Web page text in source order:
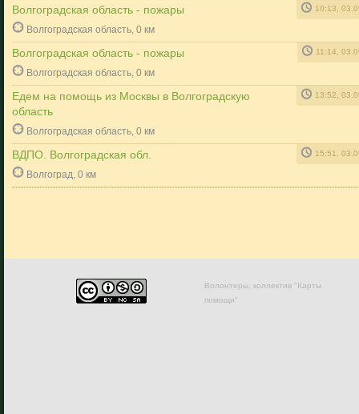
Волгоградская область - пожары 10:13,
Волгоградская область, 0 км
Волгоградская область - пожары 11:14,
Волгоградская область, 0 км
Едем на помощь из Москвы в Волгоградскую
область
13:52,
Волгоградская область, 0 км
ВДПО. Волгоградская обл. 15:51,
Волгоград, 0 км
Волонтеры, коллектив "Карты
помощи"